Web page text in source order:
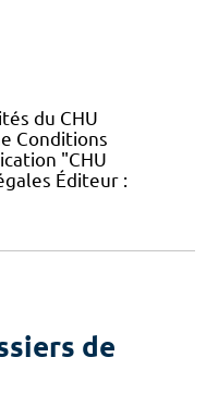
du CHU
Conditions
"CHU
Éditeur :
de